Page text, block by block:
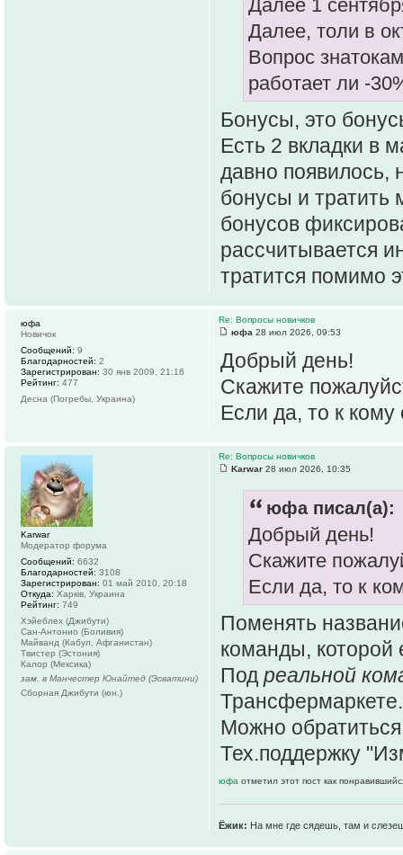
Далее 1
Далее, толи в
Вопрос
работает ли -
Бонусы, это
Есть 2 вкладки в
давно появилось,
бонусы и тратить
бонусов
рассчитывается
тратится помимо
Re: Вопросы новичков
юфа 28 июл 2026, 09:53
Добрый день!
Скажите
Если да, то к
юфа
Новичок
Сообщений: 9
Благодарностей: 2
Зарегистрирован: 30 янв 2009, 21:16
Рейтинг: 477
Десна (Погребы, Украина)
Re: Вопросы новичков
Karwar 28 июл 2026, 10:35
юфа писал(а):
Добрый день!
Скажите
Если да, то к
Поменять
команды,
Под реальной
Трансфермаркете.
Можно
Тех.поддержку
юфа отметил этот пост как
Ёжик: На мне где сядешь, там и
Karwar
Модератор форума
Сообщений: 6632
Благодарностей: 3108
Зарегистрирован: 01 май 2010, 20:18
Откуда: Харків, Украина
Рейтинг: 749
Хэйеблех (Джибути)
Сан-Антонио (Боливия)
Майванд (Кабул, Афганистан)
Твистер (Эстония)
Калор (Мексика)
зам. в Манчестер Юнайтед (Эсватини)
Сборная Джибути (юн.)